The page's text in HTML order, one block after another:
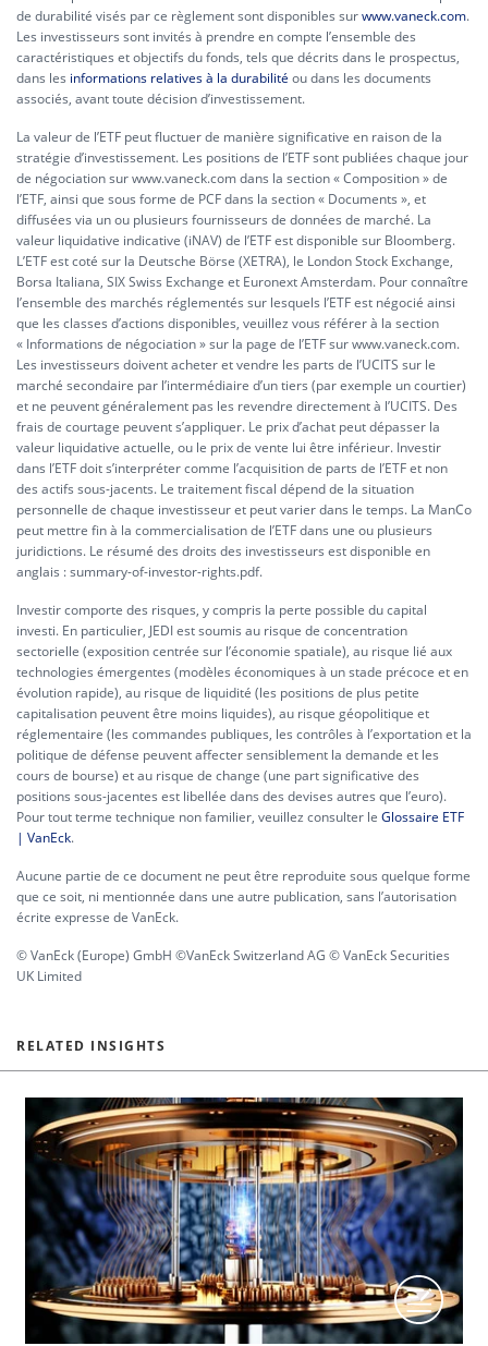
de durabilité visés par ce règlement sont disponibles surwww.vaneck.com.
Les investisseurs sont invités à prendre en compte l’ensemble des
caractéristiques et objectifs du fonds, tels que décrits dans le prospectus,
dans les informations relatives à la durabilité ou dans les documents
associés, avant toute décision d’investissement.
La valeur de l’ETF peut fluctuer de manière significative en raison de la
stratégie d’investissement. Les positions de l’ETF sont publiées chaque jour
de négociation sur www.vaneck.com dans la section « Composition » de
l’ETF, ainsi que sous forme de PCF dans la section « Documents », et
diffusées via un ou plusieurs fournisseurs de données de marché. La
valeur liquidative indicative (iNAV) de l’ETF est disponible sur Bloomberg.
L’ETF est coté sur la Deutsche Börse (XETRA), le London Stock Exchange,
Borsa Italiana, SIX Swiss Exchange et Euronext Amsterdam. Pour connaître
l’ensemble des marchés réglementés sur lesquels l’ETF est négocié ainsi
que les classes d’actions disponibles, veuillez vous référer à la section
« Informations de négociation » sur la page de l’ETF sur www.vaneck.com.
Les investisseurs doivent acheter et vendre les parts de l’UCITS sur le
marché secondaire par l’intermédiaire d’un tiers (par exemple un courtier)
et ne peuvent généralement pas les revendre directement à l’UCITS. Des
frais de courtage peuvent s’appliquer. Le prix d’achat peut dépasser la
valeur liquidative actuelle, ou le prix de vente lui être inférieur. Investir
dans l’ETF doit s’interpréter comme l’acquisition de parts de l’ETF et non
des actifs sous-jacents. Le traitement fiscal dépend de la situation
personnelle de chaque investisseur et peut varier dans le temps. La ManCo
peut mettre fin à la commercialisation de l’ETF dans une ou plusieurs
juridictions. Le résumé des droits des investisseurs est disponible en
anglais :summary-of-investor-rights.pdf.
Investir comporte des risques, y compris la perte possible du capital
investi. En particulier, JEDI est soumis au risque de concentration
sectorielle (exposition centrée sur l’économie spatiale), au risque lié aux
technologies émergentes (modèles économiques à un stade précoce et en
évolution rapide), au risque de liquidité (les positions de plus petite
capitalisation peuvent être moins liquides), au risque géopolitique et
réglementaire (les commandes publiques, les contrôles à l’exportation et la
politique de défense peuvent affecter sensiblement la demande et les
cours de bourse) et au risque de change (une part significative des
positions sous-jacentes est libellée dans des devises autres que l’euro).
Pour tout terme technique non familier, veuillez consulter le Glossaire ETF
| VanEck.
Aucune partie de ce document ne peut être reproduite sous quelque forme
que ce soit, ni mentionnée dans une autre publication, sans l’autorisation
écrite expresse de VanEck.
© VanEck (Europe) GmbH ©VanEck Switzerland AG © VanEck Securities
UK Limited
RELATED INSIGHTS